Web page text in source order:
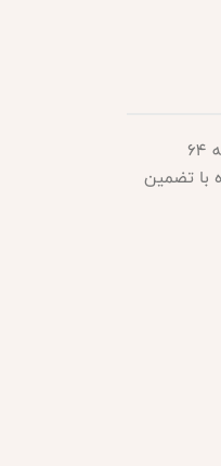
با نمایشگر OLED شفاف‌تر، حافظه ۶۴
با تضمین